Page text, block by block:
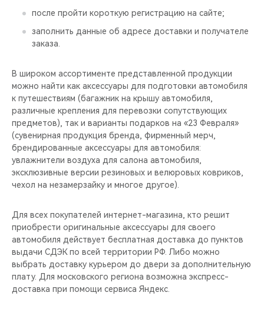
после пройти короткую регистрацию на сайте;
заполнить данные об адресе доставки и получателе
заказа.
В широком ассортименте представленной продукции
можно найти как аксессуары для подготовки автомобиля
к путешествиям (багажник на крышу автомобиля,
различные крепления для перевозки сопутствующих
предметов), так и варианты подарков на «23 Февраля»
(сувенирная продукция бренда, фирменный мерч,
брендированные аксессуары для автомобиля:
увлажнители воздуха для салона автомобиля,
эксклюзивные версии резиновых и велюровых ковриков,
чехол на незамерзайку и многое другое).
Для всех покупателей интернет-магазина, кто решит
приобрести оригинальные аксессуары для своего
автомобиля действует бесплатная доставка до пунктов
выдачи СДЭК по всей территории РФ. Либо можно
выбрать доставку курьером до двери за дополнительную
плату. Для московского региона возможна экспресс-
доставка при помощи сервиса Яндекс.